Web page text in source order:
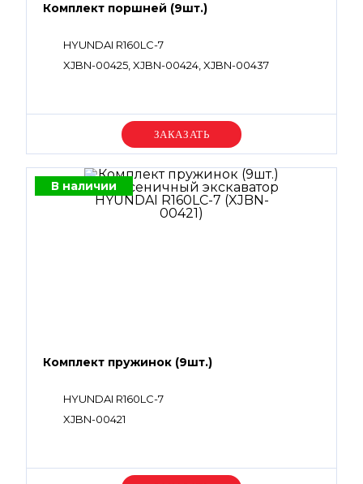
Комплект поршней (9шт.)
HYUNDAI R160LC-7
XJBN-00425, XJBN-00424, XJBN-00437
Уточняйте цену
В наличии
Комплект пружинок (9шт.)
HYUNDAI R160LC-7
XJBN-00421